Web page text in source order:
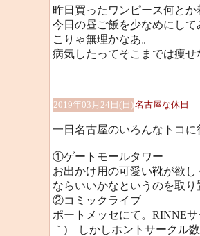
昨日買ったワンピース何と
今日の昼ご飯を少なめに
こりゃ無理かなあ。
病気したってそこまでは痩せ
2019年03月24日(日)名古屋な休日
一日名古屋のいろんなトコに
①ゲートモールタワー
お出かけ用の可愛い靴が欲
ならいいかなというのを取り
②コミックライブ
ポートメッセにて。RINNE
｀) しかしホントサークル